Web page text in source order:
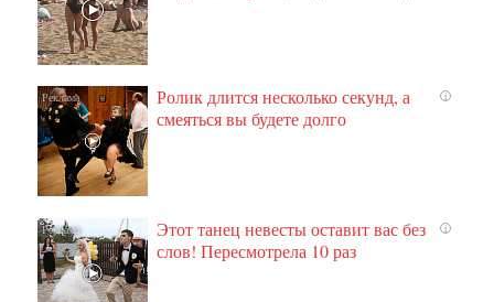
i
Ролик длится несколько секунд, а
смеяться вы будете долго
i
Этот танец невесты оставит вас без
слов! Пересмотрела 10 раз